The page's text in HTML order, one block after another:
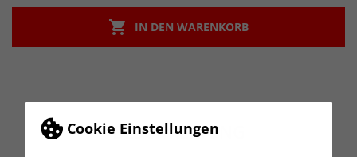
Cookie Einstellungen
 IN DEN WARENKORB
BESCHREIBUNG